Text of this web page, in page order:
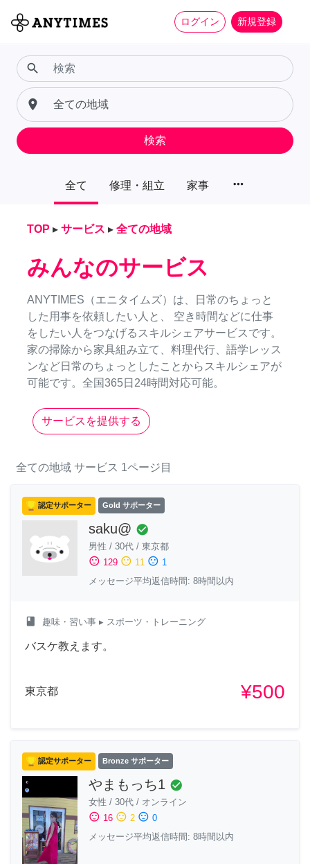
ログイン 新規登録
全て 修理・組立 家事 more_horiz
search
place
検索
TOP ▸ サービス ▸ 全ての地域
みんなのサービス
ANYTIMES（エニタイムズ）は、日常のちょっと
した用事を依頼したい人と、 空き時間などに仕事
をしたい人をつなげるスキルシェアサービスです。
家の掃除から家具組み立て、料理代行、語学レッス
ンなど日常のちょっとしたことからスキルシェアが
可能です。全国365日24時間対応可能。
サービスを提供する
全ての地域 サービス 1ページ目
認定サポーター Gold サポーター
saku@ check_circle
男性 / 30代 / 東京都
sentiment_satisfied 129 sentiment_neutral 11 sentiment_dissatisfied 1
メッセージ平均返信時間: 8時間以内
class 趣味・習い事 ▸ スポーツ・トレーニング
バスケ教えます。
東京都 ¥500
認定サポーター Bronze サポーター
やまもっち1 check_circle
女性 / 30代 / オンライン
sentiment_satisfied 16 sentiment_neutral 2 sentiment_dissatisfied 0
メッセージ平均返信時間: 8時間以内